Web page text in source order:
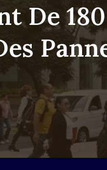
De 180